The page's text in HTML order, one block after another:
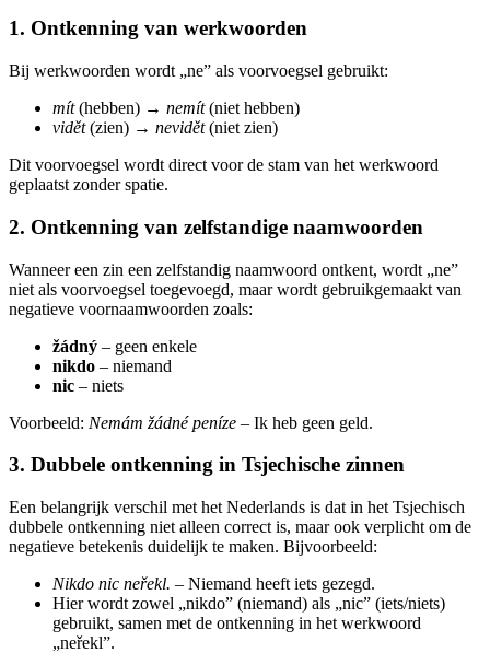
1. Ontkenning van werkwoorden
Bij werkwoorden wordt „ne” als voorvoegsel gebruikt:
mít(hebben) → nemít(niet hebben)
vidět(zien) → nevidět(niet zien)
Dit voorvoegsel wordt direct voor de stam van het werkwoord
geplaatst zonder spatie.
2. Ontkenning van zelfstandige naamwoorden
Wanneer een zin een zelfstandig naamwoord ontkent, wordt „ne”
niet als voorvoegsel toegevoegd, maar wordt gebruikgemaakt van
negatieve voornaamwoorden zoals:
žádný – geen enkele
nikdo – niemand
nic – niets
Voorbeeld: Nemám žádné peníze – Ik heb geen geld.
3. Dubbele ontkenning in Tsjechische zinnen
Een belangrijk verschil met het Nederlands is dat in het Tsjechisch
dubbele ontkenning niet alleen correct is, maar ook verplicht om de
negatieve betekenis duidelijk te maken. Bijvoorbeeld:
Nikdo nic neřekl. – Niemand heeft iets gezegd.
Hier wordt zowel „nikdo” (niemand) als „nic” (iets/niets)
gebruikt, samen met de ontkenning in het werkwoord
„neřekl”.